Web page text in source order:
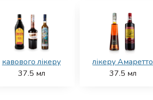
кавового лікеру
37.5 мл
лікеру Амаретто
37.5 мл